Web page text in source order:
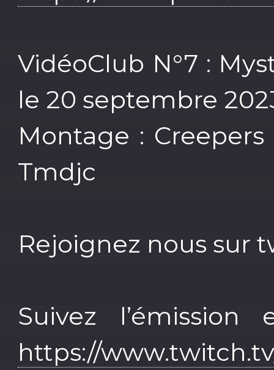
VidéoClub N°7 :
le 20 septembre
Montage :
Tmdjc
Rejoignez nous sur
Suivez
https://